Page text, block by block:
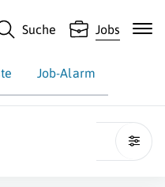
Suche Jobs
Job-Alarm